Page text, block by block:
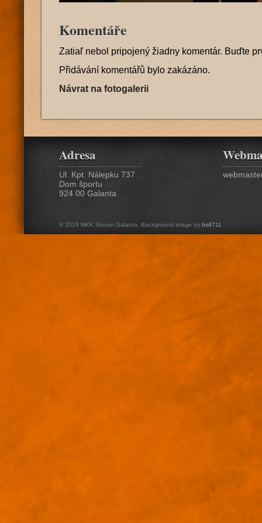
Komentáře
Zatiaľ nebol pripojený žiadny komentár. Buďte
Přidávání komentářů bylo zakázáno.
Návrat na fotogalerii
Adresa
Ul. Kpt. Nálepku 737
Dom športu
924 00 Galanta
© 2016 MKK Slovan Galanta. Background image by bs4711